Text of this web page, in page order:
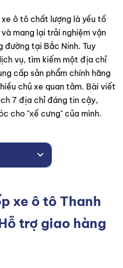
ô tô chất lượng là yếu tố
mang lại trải nghiệm vận
đường tại Bắc Ninh. Tuy
vụ, tìm kiếm một địa chỉ
cấp sản phẩm chính hãng
chủ xe quan tâm. Bài viết
7 địa chỉ đáng tin cậy,
cho "xế cưng" của mình.
xe ô tô Thanh
trợ giao hàng